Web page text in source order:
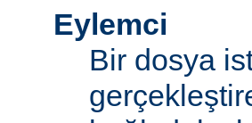
Eylemci
Bir dosya